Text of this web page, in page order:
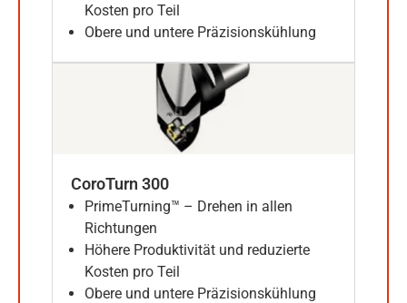
Kosten pro Teil
Obere und untere Präzisionskühlung
CoroTurn 300
PrimeTurning™ – Drehen in allen
Richtungen
Höhere Produktivität und reduzierte
Kosten pro Teil
Obere und untere Präzisionskühlung